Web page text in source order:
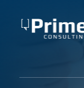
sisältöön